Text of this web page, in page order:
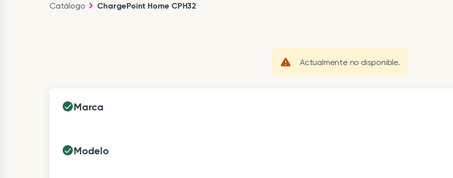
Catálogo ChargePoint Home CPH32
Actualmente no disponible.
Marca
Modelo